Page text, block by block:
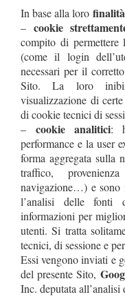
In base alla loro
– cookie
compito di permettere
(come il login
necessari per il
Sito. La loro
visualizzazione di
di cookie tecnici di
– cookie analitici:
performance e la user
forma aggregata sulla
traffico,
navigazione…) e sono
l’analisi delle fonti
informazioni per
utenti. Si tratta
tecnici, di sessione e
Essi vengono inviati e
del presente Sito,
Inc. deputata all’analisi